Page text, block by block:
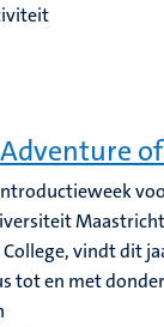
College, vindt dit
tot en met